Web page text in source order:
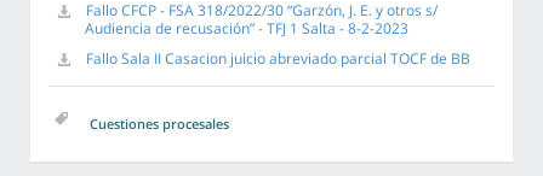
Fallo CFCP - FSA 318/2022/30 “Garzón, J. E. y otros s/
Audiencia de recusación” - TFJ 1 Salta - 8-2-2023
Fallo Sala II Casacion juicio abreviado parcial TOCF de BB
Cuestiones procesales